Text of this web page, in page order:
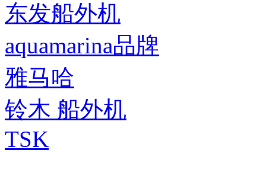
东发船外机
aquamarina品牌
雅马哈
铃木 船外机
TSK